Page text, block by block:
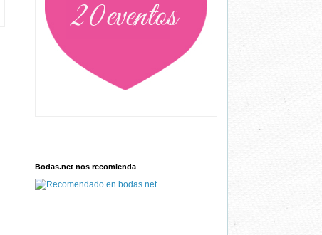
Bodas.net nos recomienda